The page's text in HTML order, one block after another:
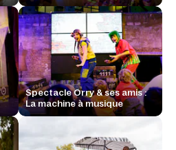
Spectacle Orry & ses amis :
La machine à musique